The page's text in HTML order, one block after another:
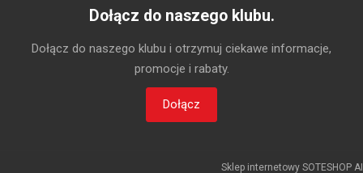
Dołącz do naszego klubu.
Dołącz do naszego klubu i otrzymuj ciekawe informacje,
promocje i rabaty.
Dołącz
Sklep internetowy SOTESHOP AI